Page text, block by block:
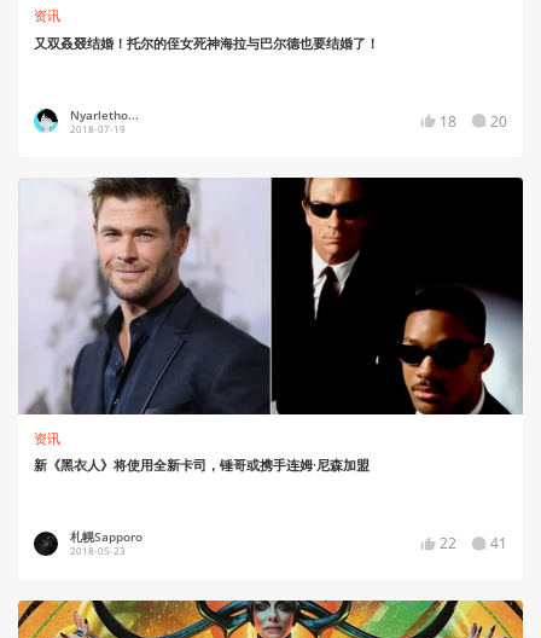
资讯
又双叒叕结婚！托尔的侄女死神海拉与巴尔德也要结婚了！
Nyarletho...
2018-07-19 18 20
资讯
新《黑衣人》将使用全新卡司，锤哥或携手连姆·尼森加盟
札幌Sapporo
2018-05-23 22 41